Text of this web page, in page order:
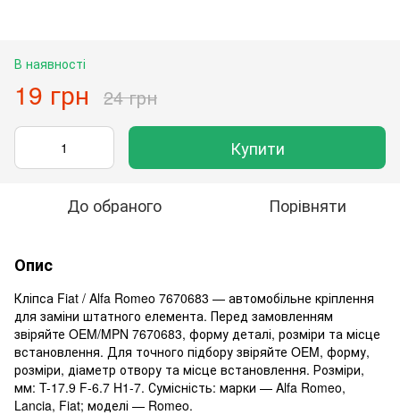
В наявності
19 грн 24 грн
Купити
До обраного Порівняти
Опис
Кліпса Fiat / Alfa Romeo 7670683 — автомобільне кріплення
для заміни штатного елемента. Перед замовленням
звіряйте OEM/MPN 7670683, форму деталі, розміри та місце
встановлення. Для точного підбору звіряйте OEM, форму,
розміри, діаметр отвору та місце встановлення. Розміри,
мм: T-17.9 F-6.7 H1-7. Сумісність: марки — Alfa Romeo,
Lancia, Fiat; моделі — Romeo.